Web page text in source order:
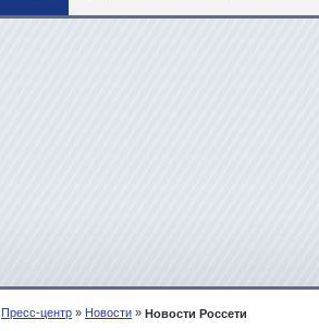
Пресс-центр » Новости » Новости Россети